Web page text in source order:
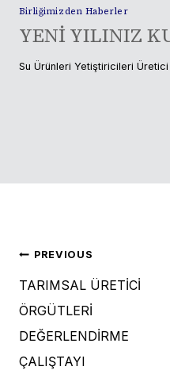
Birliğimizden Haberler
YENİ YILINIZ
Su Ürünleri Yetiştiricileri
Post
PREVIOUS
TARIMSAL ÜRETİCİ
ÖRGÜTLERİ
DEĞERLENDİRME
ÇALIŞTAYI